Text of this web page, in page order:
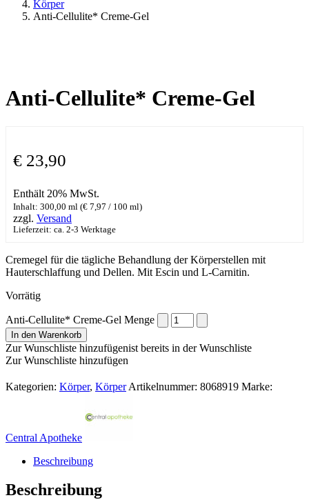
Körper
Anti-Cellulite* Creme-Gel
Anti-Cellulite* Creme-Gel
€ 23,90
Enthält 20% MwSt.
Inhalt: 300,00 ml (€ 7,97 / 100 ml)
zzgl. Versand
Lieferzeit: ca. 2-3 Werktage
Cremegel für die tägliche Behandlung der Körperstellen mit
Hauterschlaffung und Dellen. Mit Escin und L-Carnitin.
Vorrätig
Anti-Cellulite* Creme-Gel Menge
In den Warenkorb
Zur Wunschliste hinzufügenist bereits in der Wunschliste
Zur Wunschliste hinzufügen
Kategorien: Körper, Körper Artikelnummer: 8068919 Marke:
Central Apotheke
Beschreibung
Beschreibung